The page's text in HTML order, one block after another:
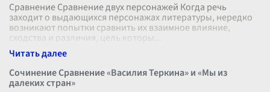
Сравнение Сравнение двух персонажей Когда речь
заходит о выдающихся персонажах литературы, нередко
возникают попытки сравнить их взаимное влияние,
сходства и различия, цель которы
Сочинение Сравнение «Василия Теркина» и «Мы из
далеких стран»